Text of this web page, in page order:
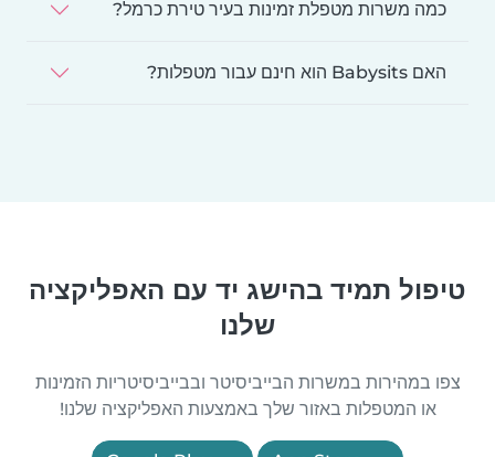
כמה משרות מטפלת זמינות בעיר טירת כרמל?
האם Babysits הוא חינם עבור מטפלות?
טיפול תמיד בהישג יד עם האפליקציה
שלנו
צפו במהירות במשרות הבייביסיטר ובבייביסיטריות הזמינות
או המטפלות באזור שלך באמצעות האפליקציה שלנו!